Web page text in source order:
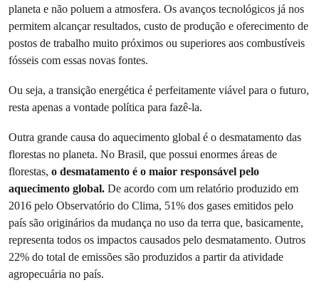
planeta e não poluem a atmosfera. Os avanços tecnológicos já nos
permitem alcançar resultados, custo de produção e oferecimento de
postos de trabalho muito próximos ou superiores aos combustíveis
fósseis com essas novas fontes.
Ou seja, a transição energética é perfeitamente viável para o futuro,
resta apenas a vontade política para fazê-la.
Outra grande causa do aquecimento global é o desmatamento das
florestas no planeta. No Brasil, que possui enormes áreas de
florestas, o desmatamento é o maior responsável pelo
aquecimento global. De acordo com um relatório produzido em
2016 pelo Observatório do Clima, 51% dos gases emitidos pelo
país são originários da mudança no uso da terra que, basicamente,
representa todos os impactos causados pelo desmatamento. Outros
22% do total de emissões são produzidos a partir da atividade
agropecuária no país.